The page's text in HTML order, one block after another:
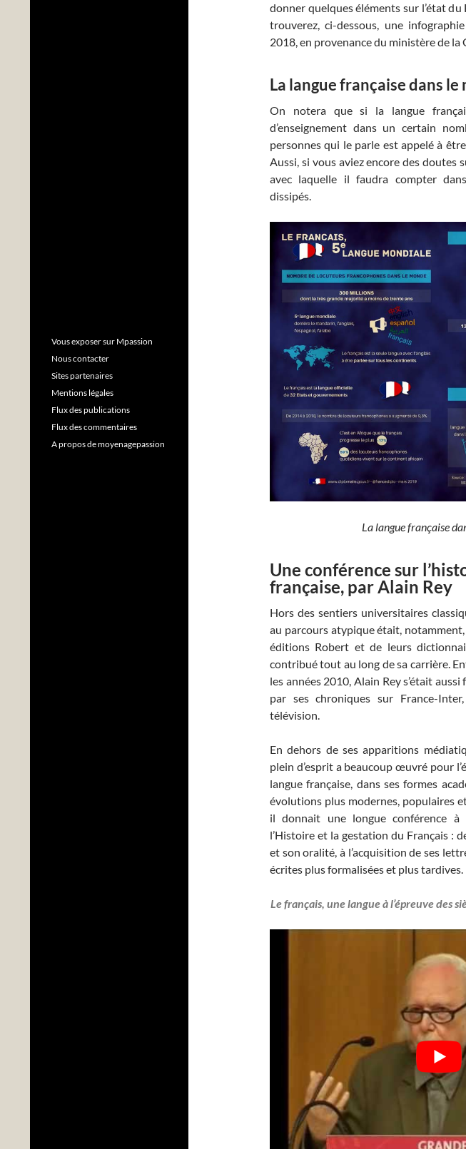
donner quelques éléments sur l’état du
trouverez, ci-dessous, une
2018, en provenance du ministère de la
La langue française dans le
On notera que si la langue
d’enseignement dans un certain
personnes qui le parle est appelé à
Aussi, si vous aviez encore des doutes
avec laquelle il faudra compter
dissipés.
La langue française
Une conférence sur
française, par Alain Rey
Hors des sentiers universitaires
au parcours atypique était,
éditions Robert et de leurs
contribué tout au long de sa carrière.
les années 2010, Alain Rey s’était
par ses chroniques sur France-
télévision.
En dehors de ses apparitions
plein d’esprit a beaucoup œuvré pour
langue française, dans ses formes
évolutions plus modernes, populaires
il donnait une longue conférence à
l’Histoire et la gestation du Français :
et son oralité, à l’acquisition de ses
écrites plus formalisées et plus tardives.
Le français, une langue à l’épreuve des
Vous exposer sur Mpassion
Nous contacter
Sites partenaires
Mentions légales
Flux des publications
Flux des commentaires
A propos de moyenagepassion